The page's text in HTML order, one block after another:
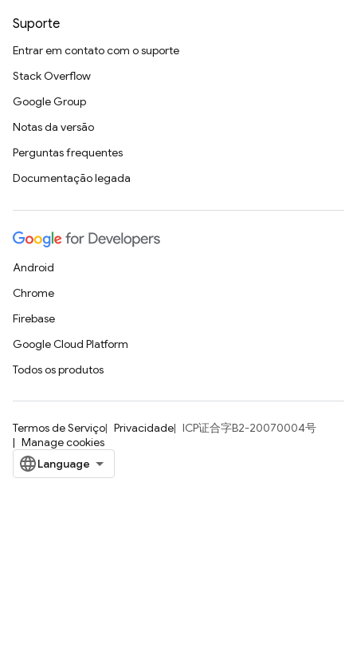
Suporte
Entrar em contato com o suporte
Stack Overflow
Google Group
Notas da versão
Perguntas frequentes
Documentação legada
Android
Chrome
Firebase
Google Cloud Platform
Todos os produtos
Termos de Serviço Privacidade
ICP证合字B2-20070004号
Manage cookies